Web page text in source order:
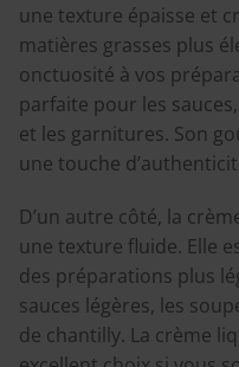
une texture épaisse et
matières grasses plus
onctuosité à vos
parfaite pour les
et les garnitures. Son
une touche
D’un autre côté, la
une texture fluide. Elle
des préparations plus
sauces légères, les
de chantilly. La crème